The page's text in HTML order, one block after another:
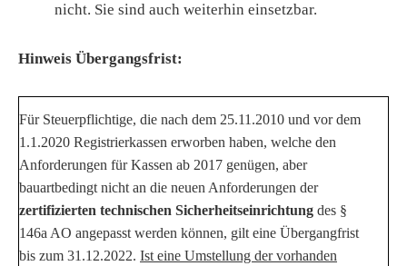
nicht. Sie sind auch weiterhin einsetzbar.
Hinweis Übergangsfrist:
Für Steuerpflichtige, die nach dem 25.11.2010 und vor dem
1.1.2020 Registrierkassen erworben haben, welche den
Anforderungen für Kassen ab 2017 genügen, aber
bauartbedingt nicht an die neuen Anforderungen der
zertifizierten technischen Sicherheitseinrichtung des §
146a AO angepasst werden können, gilt eine Übergangfrist
bis zum 31.12.2022. Ist eine Umstellung der vorhanden